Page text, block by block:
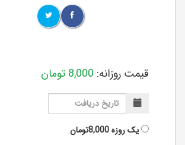
قیمت روزانه: 8,000 تومان
یک روزه8,000تومان